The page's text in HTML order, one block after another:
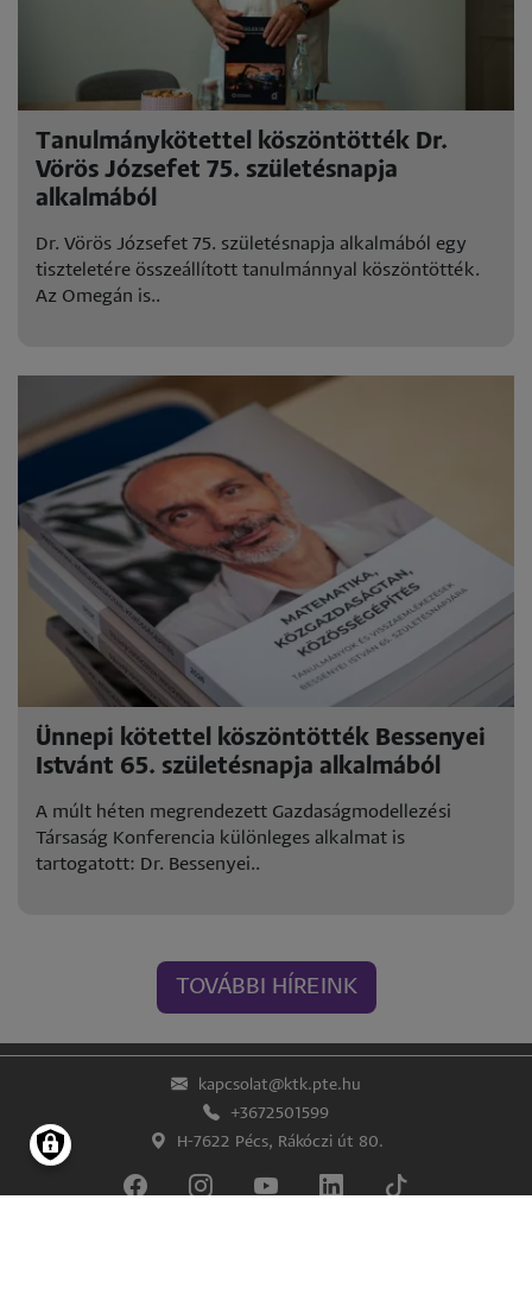
Tanulmánykötettel köszöntötték Dr.
Vörös Józsefet 75. születésnapja
alkalmából
Dr. Vörös Józsefet 75. születésnapja alkalmából egy
tiszteletére összeállított tanulmánnyal köszöntötték.
Az Omegán is..
Ünnepi kötettel köszöntötték Bessenyei
Istvánt 65. születésnapja alkalmából
A múlt héten megrendezett Gazdaságmodellezési
Társaság Konferencia különleges alkalmat is
tartogatott: Dr. Bessenyei..
TOVÁBBI HÍREINK
kapcsolat@ktk.pte.hu
+3672501599
H-7622 Pécs, Rákóczi út 80.